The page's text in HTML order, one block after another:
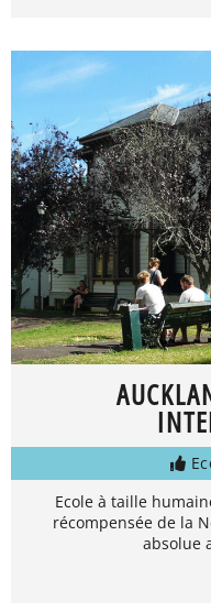
Ecole à taille
récompensée de la
absolue